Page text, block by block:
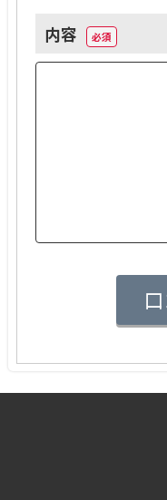
も。
仕事をしながら
また転職する機
内容